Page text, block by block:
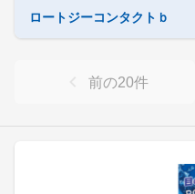
ロートジーコンタクトｂ
前の20件